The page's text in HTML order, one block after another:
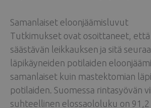
Samanlaiset eloonjäämisluvut
Tutkimukset ovat osoittaneet, että
säästävän leikkauksen ja sitä
läpikäyneiden potilaiden
samanlaiset kuin mastektomian
potilaiden. Suomessa rintasyövän
suhteellinen elossaololuku on